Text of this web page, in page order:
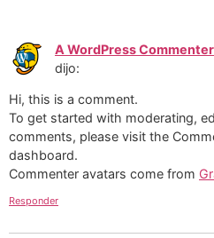
A WordPress Commenter
dijo:
Hi, this is a comment.
To get started with moderating,
comments, please visit the
dashboard.
Commenter avatars come from
Responder